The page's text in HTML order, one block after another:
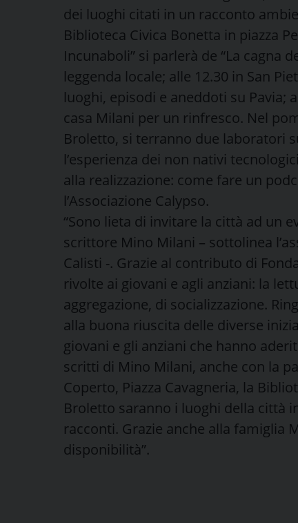
dei luoghi citati in un racconto
Biblioteca Civica Bonetta in piazza
Incunaboli” si parlerà de “La cagna
leggenda locale; alle 12.30 in San
luoghi, episodi e aneddoti su Pavia;
casa Milani per un rinfresco. Nel
Broletto, si terranno due laboratori
l’esperienza dei non nativi
alla realizzazione: come fare un
l’Associazione Calypso.
“Sono lieta di invitare la città ad un
scrittore Mino Milani – sottolinea
Calisti -. Grazie al contributo di
rivolte ai giovani e agli anziani: la
aggregazione, di socializzazione.
alla buona riuscita delle diverse
giovani e gli anziani che hanno
scritti di Mino Milani, anche con la
Coperto, Piazza Cavagneria, la
Broletto saranno i luoghi della città
racconti. Grazie anche alla famiglia
disponibilità”.